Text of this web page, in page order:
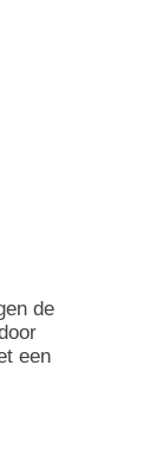
de
een